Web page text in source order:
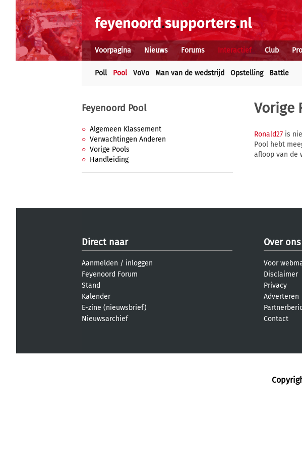
Voorpagina Nieuws Forums Interactief Club
Poll Pool VoVo Man van de wedstrijd Opstelling Battle
Feyenoord Pool
Algemeen Klassement
Verwachtingen Anderen
Vorige Pools
Handleiding
Vorige
Ronald27 is
Pool hebt
afloop van de
Direct naar
Aanmelden / inloggen
Feyenoord Forum
Stand
Kalender
E-zine (nieuwsbrief)
Nieuwsarchief
Over ons
Voor
Disclaimer
Privacy
Adverteren
Contact